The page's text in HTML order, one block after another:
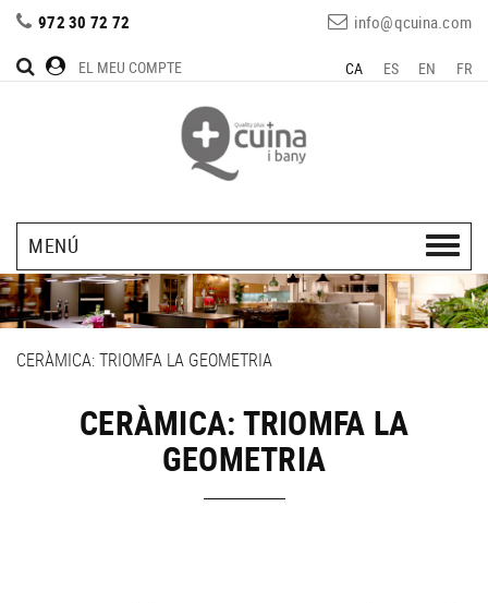
972 30 72 72 info@qcuina.com
CA ES EN FR
EL MEU COMPTE
MENÚ
CERÀMICA: TRIOMFA LA GEOMETRIA
CERÀMICA: TRIOMFA LA
GEOMETRIA